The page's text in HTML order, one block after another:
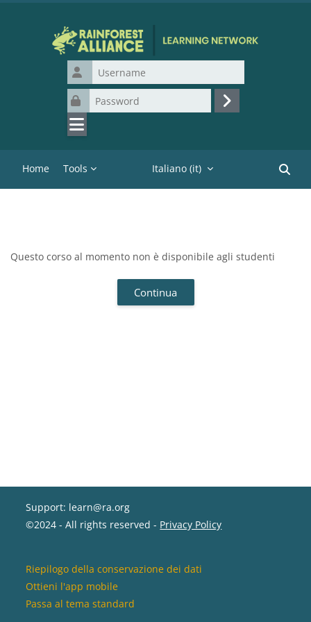
Username
Password
Login
Home Tools Italiano ‎(it)‎
Cerca
Questo corso al momento non è disponibile agli studenti
Continua
Support: learn@ra.org
©2024 - All rights reserved - Privacy Policy
Riepilogo della conservazione dei dati
Ottieni l'app mobile
Passa al tema standard